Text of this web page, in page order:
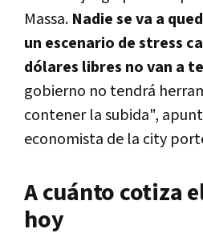
Massa. Nadie se va a
un escenario de stress
dólares libres no van a
gobierno no tendrá
contener la subida",
economista de la city
A cuánto cotiza
hoy